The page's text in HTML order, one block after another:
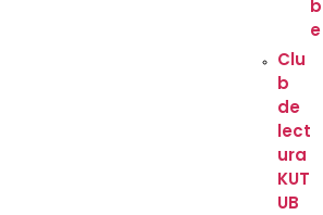
b
e
Clu
b
de
lect
ura
KUT
UB